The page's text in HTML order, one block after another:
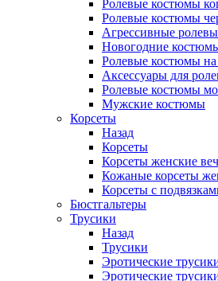
Ролевые костюмы
Ролевые костюмы
Агрессивные
Новогодние
Ролевые костюмы
Аксессуары для
Ролевые костюмы
Мужские костюмы
Корсеты
Назад
Корсеты
Корсеты женские
Кожаные корсеты
Корсеты с
Бюстгальтеры
Трусики
Назад
Трусики
Эротические
Эротические